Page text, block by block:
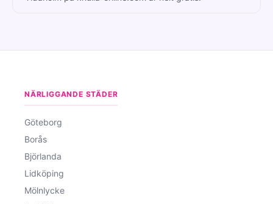
NÄRLIGGANDE STÄDER
Göteborg
Borås
Björlanda
Lidköping
Mölnlycke